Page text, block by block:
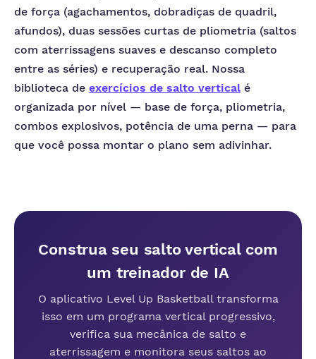
de força (agachamentos, dobradiças de quadril,
afundos), duas sessões curtas de pliometria (saltos
com aterrissagens suaves e descanso completo
entre as séries) e recuperação real. Nossa
biblioteca de exercícios de salto vertical é
organizada por nível — base de força, pliometria,
combos explosivos, potência de uma perna — para
que você possa montar o plano sem adivinhar.
Construa seu salto vertical com
um treinador de IA
O aplicativo Level Up Basketball transforma
isso em um programa vertical progressivo,
verifica sua mecânica de salto e
aterrissagem e monitora seus saltos ao